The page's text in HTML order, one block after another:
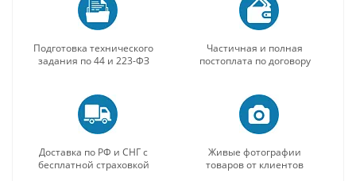
Подготовка технического
задания по 44 и 223-ФЗ
Частичная и полная
постоплата по договору
Доставка по РФ и СНГ с
бесплатной страховкой
Живые фотографии
товаров от клиентов